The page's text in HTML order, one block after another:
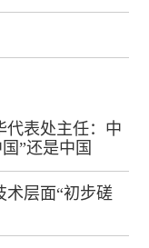
代表处主任：中
”还是中国
术层面“初步磋